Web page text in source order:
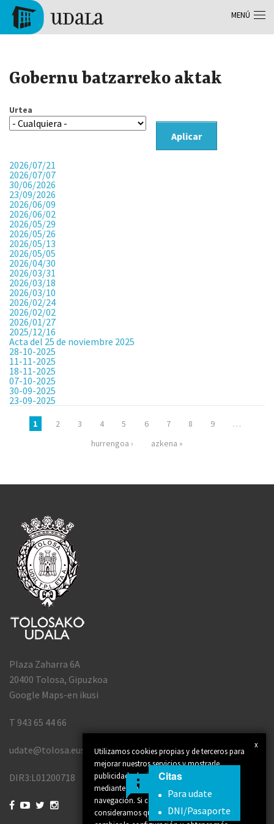
Pasar al contenido principal
Gobernu batzarreko aktak
Citas
Para udate
DNI/Pasaporte
Urtea
Aplicar
2026/07/21
2026/07/07
30/06/2026
23/09/2026
2026/06/09
2026/06/02
2026/05/29
2026/05/26
2026/05/13
2026/05/05
2026/04/30
2026/03/31
2026/03/18
2026/03/10
2026/02/24
2026/02/02
2026/01/27
2025/12/16
Acta del 25 de noviembre 2025
28-10-2025
11-11-2025
18-11-2025
07-10-2025
30-09-2025
23-09-2025
Páginas
1 2 3 4 5 6 7 8 9
…
hurrengoa ›
azkena »
x
Utilizamos cookies propias y de terceros para
mejorar nuestros servicios y mostrarle
publicidad relacionada con sus preferencias
mediante el análisis de sus hábitos de
navegación. Si continúa navegando,
consideramos que acepta su uso. Puede
Plaza Zaharra 6A
20400 Tolosa, Gipuzkoa
Google Maps-en ikusi
T 943 65 44 66
udate@tolosa.eus
DIR3:L01200718
   
MENÚ